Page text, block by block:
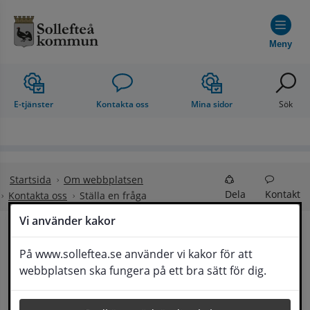
Vi använder kakor
På www.solleftea.se använder vi kakor för att
webbplatsen ska fungera på ett bra sätt för dig.
Meny
E-tjänster Kontakta oss Mina sidor Sök
Startsida
Om webbplatsen
Kontakta oss
Ställa en fråga Dela Kontakt
Ställa en fråga
Om din fråga är omfattande kan det bli aktuellt